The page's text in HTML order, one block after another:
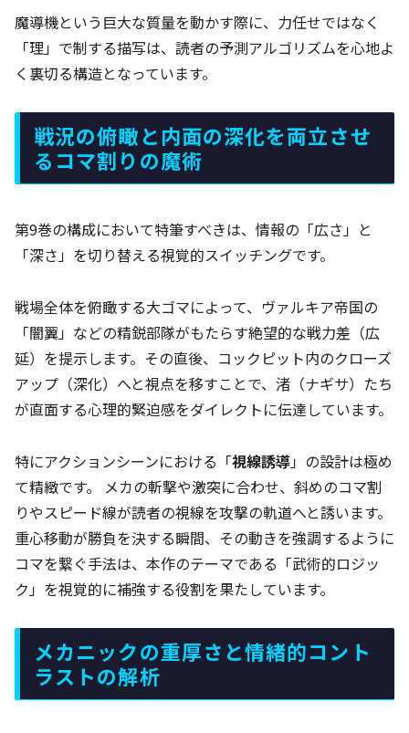
魔導機という巨大な質量を動かす際に、力任せではなく
「理」で制する描写は、読者の予測アルゴリズムを心地よ
く裏切る構造となっています。
戦況の俯瞰と内面の深化を両立させ
るコマ割りの魔術
第9巻の構成において特筆すべきは、情報の「広さ」と
「深さ」を切り替える視覚的スイッチングです。
戦場全体を俯瞰する大ゴマによって、ヴァルキア帝国の
「闇翼」などの精鋭部隊がもたらす絶望的な戦力差（広
延）を提示します。その直後、コックピット内のクローズ
アップ（深化）へと視点を移すことで、渚（ナギサ）たち
が直面する心理的緊迫感をダイレクトに伝達しています。
特にアクションシーンにおける「視線誘導」の設計は極め
て精緻です。 メカの斬撃や激突に合わせ、斜めのコマ割
りやスピード線が読者の視線を攻撃の軌道へと誘います。
重心移動が勝負を決する瞬間、その動きを強調するように
コマを繋ぐ手法は、本作のテーマである「武術的ロジッ
ク」を視覚的に補強する役割を果たしています。
メカニックの重厚さと情緒的コント
ラストの解析